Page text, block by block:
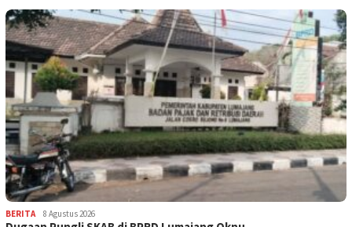
BERITA 8 Agustus 2026